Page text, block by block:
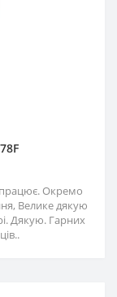
працює. Окремо
Велике дякую
Дякую. Гарних